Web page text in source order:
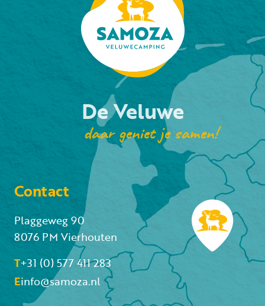
De Veluwe
daar geniet je samen!
Contact
Plaggeweg 90
8076 PM Vierhouten
T+31 (0) 577 411 283
Einfo@samoza.nl